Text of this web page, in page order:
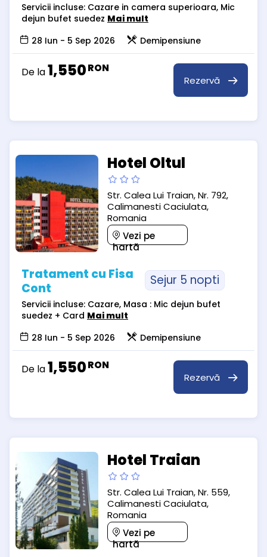
Servicii incluse: Cazare in camera superioara, Mic
dejun bufet suedez Mai mult
28 Iun - 5 Sep 2026
Demipensiune
De la1,550RON
Rezervă
Hotel Oltul
Str. Calea Lui Traian, Nr. 792,
Calimanesti Caciulata,
Romania
Vezi pe
hartă
Tratament cu Fisa
Cont
Sejur 5 nopti
Servicii incluse: Cazare, Masa : Mic dejun bufet
suedez + Card Mai mult
28 Iun - 5 Sep 2026
Demipensiune
De la1,550RON
Rezervă
Hotel Traian
Str. Calea Lui Traian, Nr. 559,
Calimanesti Caciulata,
Romania
Vezi pe
hartă